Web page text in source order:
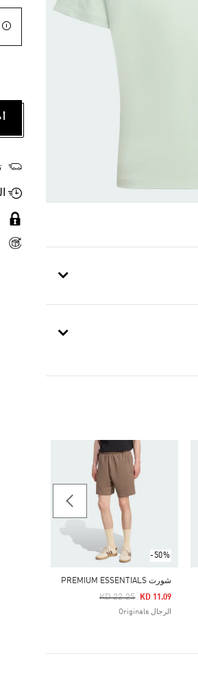
-50%
شورت PREMIUM ESSENTIALS
Price Reduced From
KD 22.25
To KD 11.09
الرجال Originals
Price Reduced From
30 يوم إرجاع مجاني .